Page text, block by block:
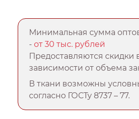
Минимальная сумма
-от 30 тыс. рублей
Предоставляются скидки
зависимости от объема
В ткани возможны
согласно ГОСТу 8737 – 77.